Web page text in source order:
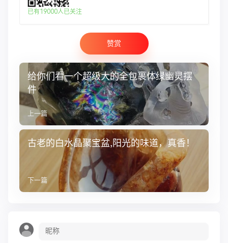
已有19000人已关注
赞赏
给你们看一个超级大的全包裹体绿幽灵摆
件
上一篇
古老的白水晶聚宝盆,阳光的味道，真香！
下一篇